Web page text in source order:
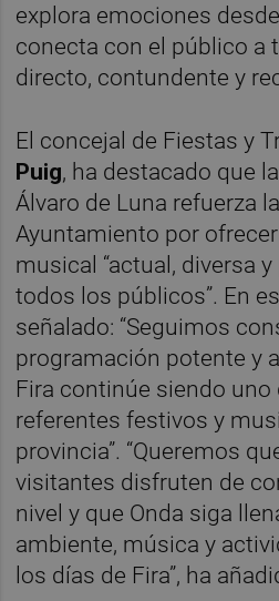
explora emociones
conecta con el público a
directo, contundente y
El concejal de Fiestas y
Puig, ha destacado que
Álvaro de Luna refuerza
Ayuntamiento por
musical “actual, diversa
todos los públicos”. En
señalado: “Seguimos
programación potente y
Fira continúe siendo uno
referentes festivos y
provincia”. “Queremos
visitantes disfruten de
nivel y que Onda siga
ambiente, música y
los días de Fira”, ha